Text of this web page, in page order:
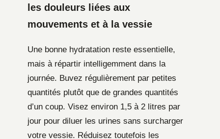
les douleurs liées aux
mouvements et à la vessie
Une bonne hydratation reste essentielle,
mais à répartir intelligemment dans la
journée. Buvez régulièrement par petites
quantités plutôt que de grandes quantités
d’un coup. Visez environ 1,5 à 2 litres par
jour pour diluer les urines sans surcharger
votre vessie. Réduisez toutefois les